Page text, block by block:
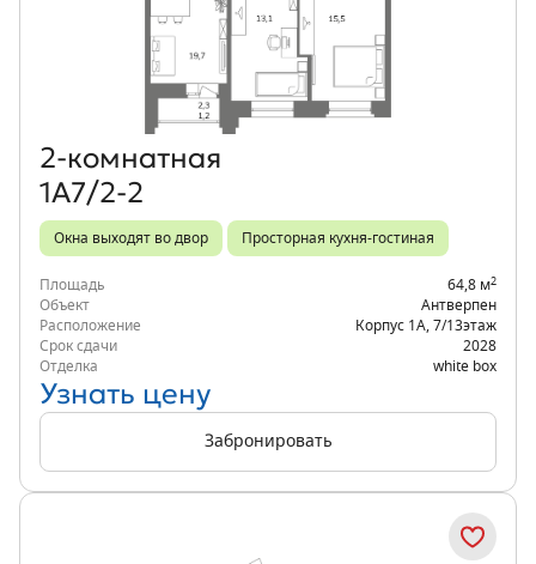
Объект месяца
2‑комнатная
1А7/2-2
Окна выходят во двор Просторная кухня-гостиная
Площадь 64,8 м2
Объект
Антверпен
Расположение
Корпус 1А 7/13этаж
Срок сдачи
2028
Отделка
white box
Узнать цену
Забронировать